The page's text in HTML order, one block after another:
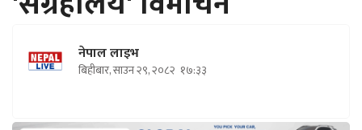
नेपाल लाइभ
बिहीबार, साउन २९, २०८२ १७:३३